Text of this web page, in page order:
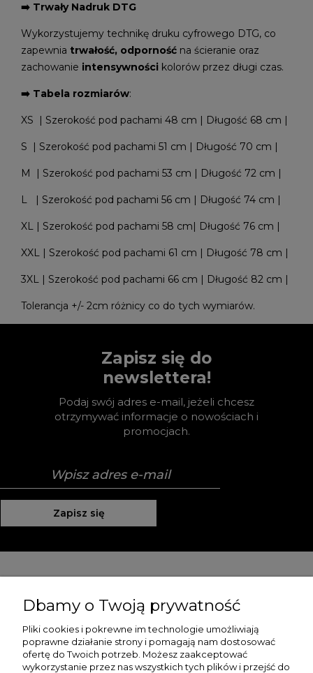
➡️ Trwały Nadruk DTG
Wykorzystujemy technikę druku cyfrowego DTG, co
zapewnia trwałość, odporność na ścieranie oraz
zachowanie intensywności kolorów przez długi czas.
➡️ Tabela rozmiarów:
XS | Szerokość pod pachami 48 cm | Długość 68 cm |
S | Szerokość pod pachami 51 cm | Długość 70 cm |
M | Szerokość pod pachami 53 cm | Długość 72 cm |
L | Szerokość pod pachami 56 cm | Długość 74 cm |
XL | Szerokość pod pachami 58 cm| Długość 76 cm |
XXL | Szerokość pod pachami 61 cm | Długość 78 cm |
3XL | Szerokość pod pachami 66 cm | Długość 82 cm |
Tolerancja +/- 2cm różnicy co do tych wymiarów.
Zapisz się do
newslettera!
Podaj swój adres e-mail, jeżeli chcesz
otrzymywać informacje o nowościach i
promocjach.
Zapisz się
Moje konto
Płatności i dostawa
Dbamy o Twoją prywatność
Pliki cookies i pokrewne im technologie umożliwiają
poprawne działanie strony i pomagają nam dostosować
ofertę do Twoich potrzeb. Możesz zaakceptować
wykorzystanie przez nas wszystkich tych plików i przejść do